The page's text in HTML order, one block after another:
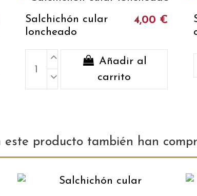
Salchichón cular
loncheado
4,00 €
Añadir al
carrito
producto también han